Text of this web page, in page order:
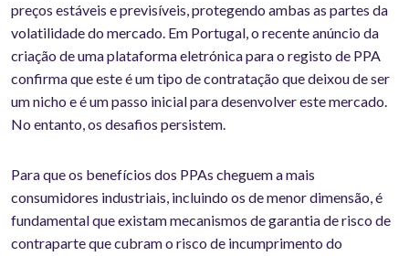
preços estáveis e previsíveis, protegendo ambas as partes da
volatilidade do mercado. Em Portugal, o recente anúncio da
criação de uma plataforma eletrónica para o registo de PPA
confirma que este é um tipo de contratação que deixou de ser
um nicho e é um passo inicial para desenvolver este mercado.
No entanto, os desafios persistem.
Para que os benefícios dos PPAs cheguem a mais
consumidores industriais, incluindo os de menor dimensão, é
fundamental que existam mecanismos de garantia de risco de
contraparte que cubram o risco de incumprimento do